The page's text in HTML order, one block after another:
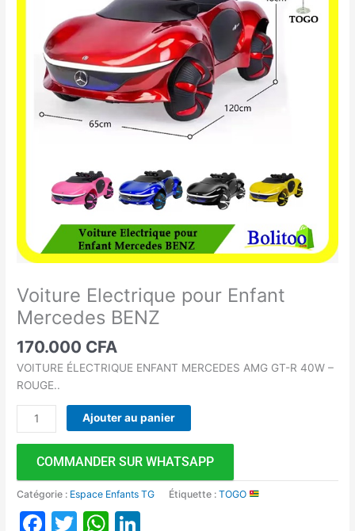
Voiture Electrique pour Enfant
Mercedes BENZ
170.000 CFA
VOITURE ÉLECTRIQUE ENFANT MERCEDES AMG GT-R 40W –
ROUGE..
Enfant
Mercedes
BENZ
Ajouter au panier
COMMANDER SUR WHATSAPP
Catégorie : Espace Enfants TG Étiquette :TOGO
Facebook
TwitterWhatsApp